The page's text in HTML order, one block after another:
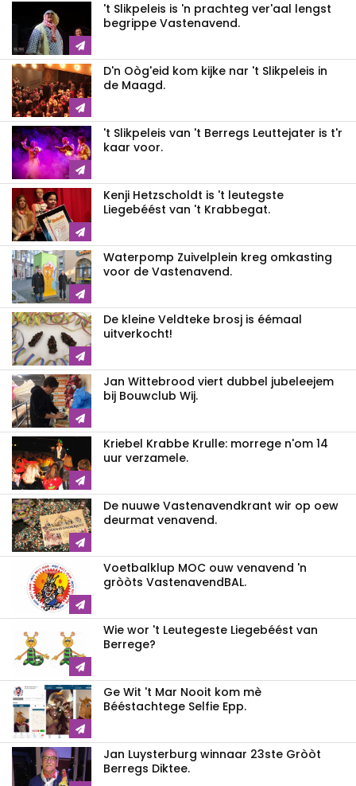
't Slikpeleis is 'n prachteg ver'aal lengst
begrippe Vastenavend.
D'n Oòg'eid kom kijke nar 't Slikpeleis in
de Maagd.
't Slikpeleis van 't Berregs Leuttejater is t'r
kaar voor.
Kenji Hetzscholdt is 't leutegste
Liegebéést van 't Krabbegat.
Waterpomp Zuivelplein kreg omkasting
voor de Vastenavend.
De kleine Veldteke brosj is éémaal
uitverkocht!
Jan Wittebrood viert dubbel jubeleejem
bij Bouwclub Wij.
Kriebel Krabbe Krulle: morrege n'om 14
uur verzamele.
De nuuwe Vastenavendkrant wir op oew
deurmat venavend.
Voetbalklup MOC ouw venavend 'n
gròòts VastenavendBAL.
Wie wor 't Leutegeste Liegebéést van
Berrege?
Ge Wit 't Mar Nooit kom mè
Bééstachtege Selfie Epp.
Jan Luysterburg winnaar 23ste Gròòt
Berregs Diktee.